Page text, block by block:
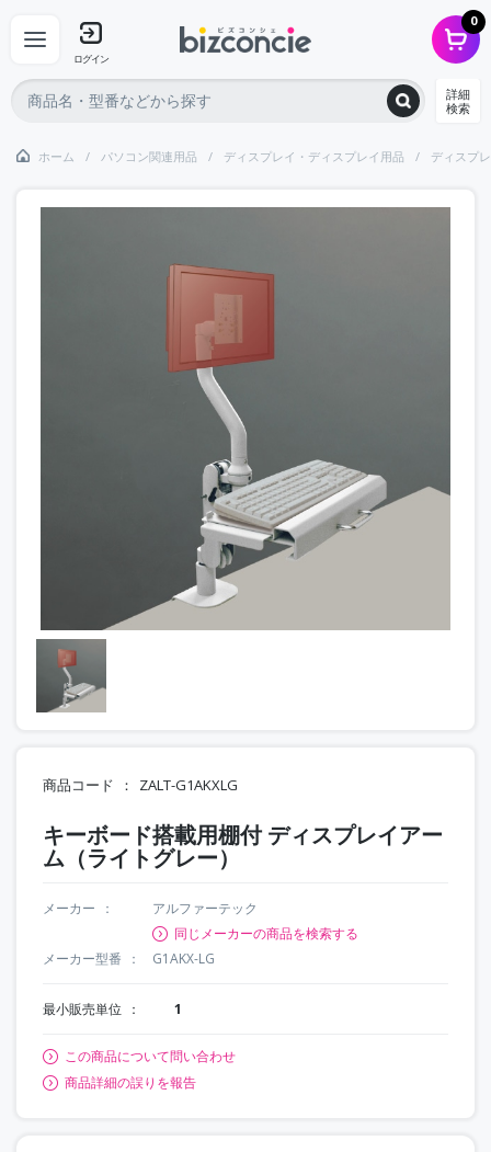
ログイン
0
詳細
検索
ホーム パソコン関連用品 ディスプレイ・ディスプレイ用品 ディスプ
商品コード ZALT-G1AKXLG
キーボード搭載用棚付 ディスプレイアー
ム（ライトグレー）
メーカー
アルファーテック
同じメーカーの商品を検索する
メーカー型番
G1AKX-LG
最小販売単位 1
この商品について問い合わせ
商品詳細の誤りを報告